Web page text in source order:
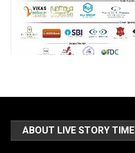
ABOUT LIVE STORY TIME